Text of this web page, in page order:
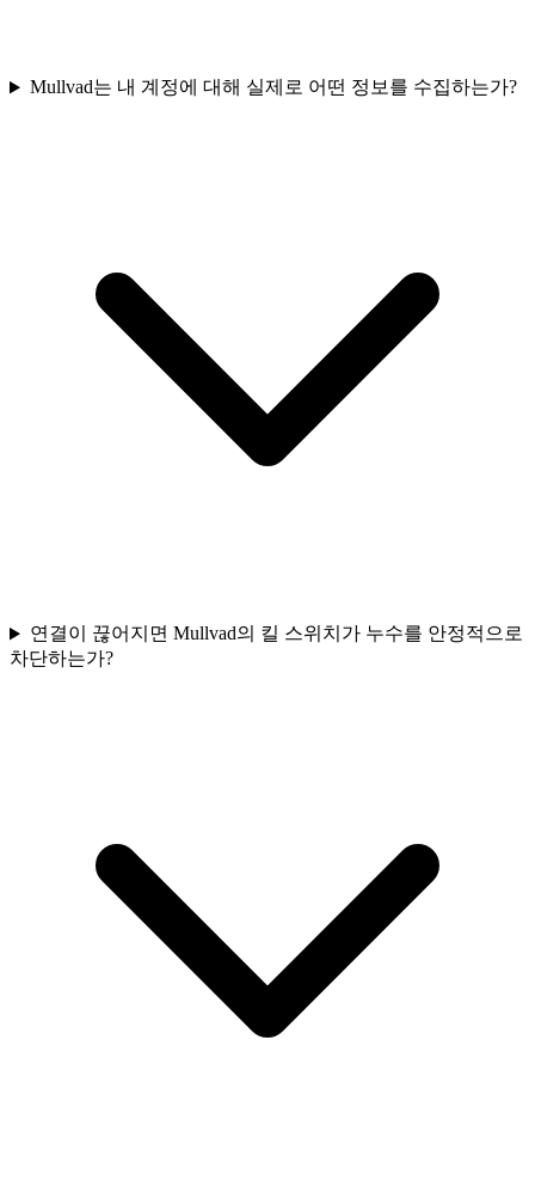
Mullvad는 내 계정에 대해 실제로 어떤 정보를 수집하는가?
연결이 끊어지면 Mullvad의 킬 스위치가 누수를 안정적으로
차단하는가?